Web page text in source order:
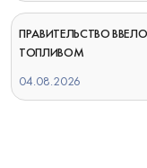
ПРАВИТЕЛЬСТВО
ТОПЛИВОМ
04.08.2026